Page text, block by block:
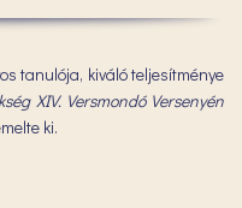
tanulója, kiváló teljesítménye
XIV. Versmondó Versenyén
ki.